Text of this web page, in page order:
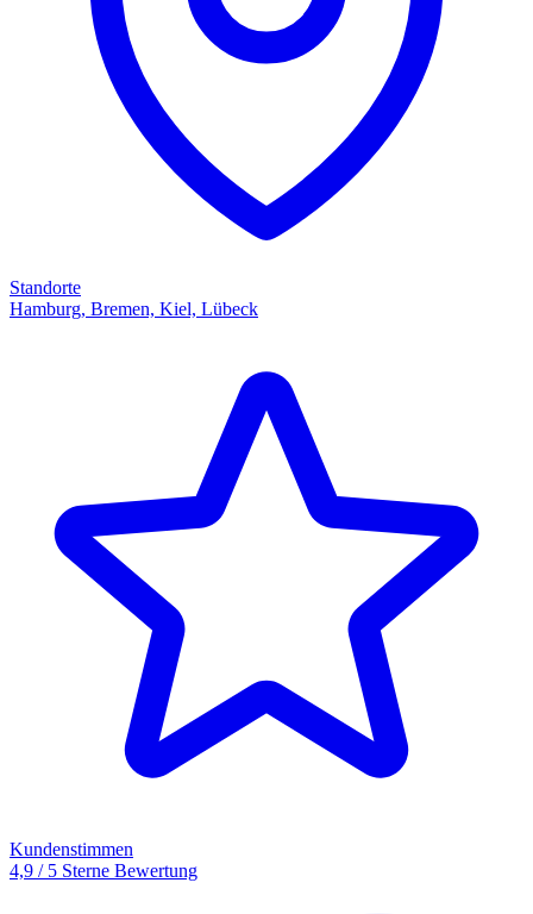
Standorte
Hamburg, Bremen, Kiel, Lübeck
Kundenstimmen
4,9 / 5 Sterne Bewertung